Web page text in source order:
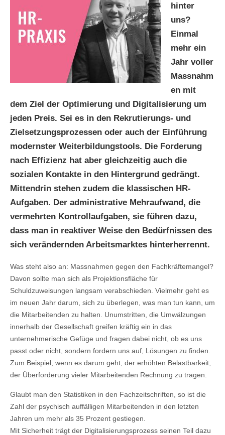
hinter
uns?
Einmal
mehr ein
Jahr voller
Massnahm
en mit
dem Ziel der Optimierung und Digitalisierung um
jeden Preis. Sei es in den Rekrutierungs- und
Zielsetzungsprozessen oder auch der Einführung
modernster Weiterbildungstools. Die Forderung
nach Effizienz hat aber gleichzeitig auch die
sozialen Kontakte in den Hintergrund gedrängt.
Mittendrin stehen zudem die klassischen HR-
Aufgaben. Der administrative Mehraufwand, die
vermehrten Kontrollaufgaben, sie führen dazu,
dass man in reaktiver Weise den Bedürfnissen des
sich verändernden Arbeitsmarktes hinterherrennt.
Was steht also an: Massnahmen gegen den Fachkräftemangel?
Davon sollte man sich als Projektionsfläche für
Schuldzuweisungen langsam verabschieden. Vielmehr geht es
im neuen Jahr darum, sich zu überlegen, was man tun kann, um
die Mitarbeitenden zu halten. Unumstritten, die Umwälzungen
innerhalb der Gesellschaft greifen kräftig ein in das
unternehmerische Gefüge und fragen dabei nicht, ob es uns
passt oder nicht, sondern fordern uns auf, Lösungen zu finden.
Zum Beispiel, wenn es darum geht, der erhöhten Belastbarkeit,
der Überforderung vieler Mitarbeitenden Rechnung zu tragen.
Glaubt man den Statistiken in den Fachzeitschriften, so ist die
Zahl der psychisch auffälligen Mitarbeitenden in den letzten
Jahren um mehr als 35 Prozent gestiegen.
Mit Sicherheit trägt der Digitalisierungsprozess seinen Teil dazu